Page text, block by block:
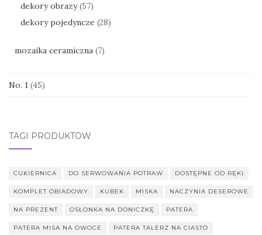
dekory obrazy (57)
dekory pojedyncze (28)
mozaika ceramiczna (7)
No. 1 (45)
TAGI PRODUKTÓW
CUKIERNICA DO SERWOWANIA POTRAW DOSTĘPNE OD RĘKI
KOMPLET OBIADOWY KUBEK MISKA NACZYNIA DESEROWE
NA PREZENT OSŁONKA NA DONICZKĘ PATERA
PATERA MISA NA OWOCE PATERA TALERZ NA CIASTO